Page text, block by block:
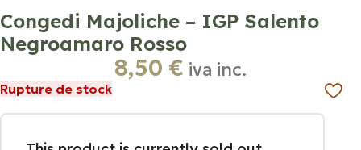
Congedi Majoliche – IGP Salento
Negroamaro Rosso
8,50 € iva inc.
Rupture de stock